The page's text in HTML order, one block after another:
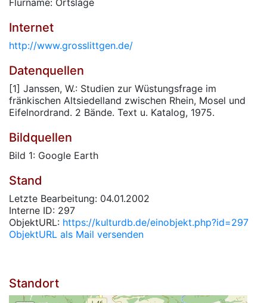
Flurname: Ortslage
Internet
http://www.grosslittgen.de/
Datenquellen
[1] Janssen, W.: Studien zur Wüstungsfrage im
fränkischen Altsiedelland zwischen Rhein, Mosel und
Eifelnordrand. 2 Bände. Text u. Katalog, 1975.
Bildquellen
Bild 1: Google Earth
Stand
Letzte Bearbeitung: 04.01.2002
Interne ID: 297
ObjektURL: https://kulturdb.de/einobjekt.php?id=297
ObjektURL als Mail versenden
Standort